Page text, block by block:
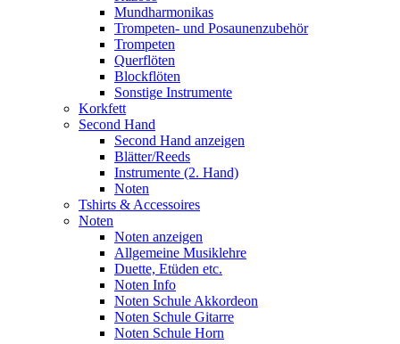
Mundharmonikas
Trompeten- und Posaunenzubehör
Trompeten
Querflöten
Blockflöten
Sonstige Instrumente
Korkfett
Second Hand
Second Hand anzeigen
Blätter/Reeds
Instrumente (2. Hand)
Noten
Tshirts & Accessoires
Noten
Noten anzeigen
Allgemeine Musiklehre
Duette, Etüden etc.
Noten Info
Noten Schule Akkordeon
Noten Schule Gitarre
Noten Schule Horn